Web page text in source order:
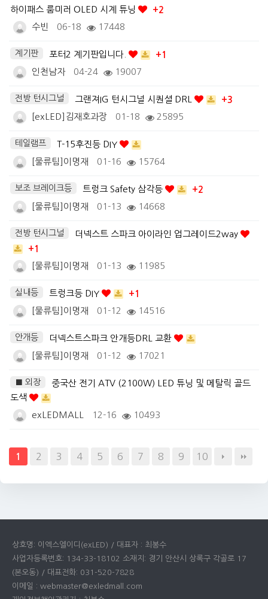
하이패스 룸미러 OLED 시계 튜닝
+2
수빈
06-18 17448
계기판 포터2 계기판입니다.
+1
인천남자
04-24 19007
전방 턴시그널 그랜져IG 턴시그널 시퀀셜 DRL
+3
[exLED]김재호과장
01-18 25895
테일램프
T-15후진등 DIY
[물류팀]이명재
01-16 15764
보조 브레이크등 트렁크 Safety 삼각등
+2
[물류팀]이명재
01-13 14668
전방 턴시그널
더넥스트 스파크 아이라인 업그레이드2way
+1
[물류팀]이명재
01-13 11985
실내등 트렁크등 DIY
+1
[물류팀]이명재
01-12 14516
안개등
더넥스트스파크 안개등DRL 교환
[물류팀]이명재
01-12 17021
■ 외장
중국산 전기 ATV (2100W) LED 튜닝 및 메탈릭 골드
도색
exLEDMALL
12-16 10493
1 2 3 4 5 6 7 8 9 10
상호명: 이엑스엘이디(exLED) / 대표자 : 최봉수
사업자등록번호: 134-33-18102 소재지: 경기 안산시 상록구 각골로 17
(본오동) / 대표전화: 031-520-7828
이메일 : webmaster@exledmall.com